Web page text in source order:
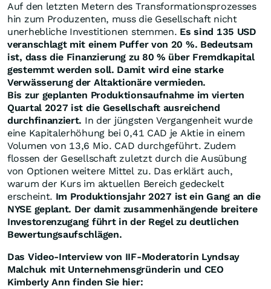
Auf den letzten Metern des Transformationsprozesses
hin zum Produzenten, muss die Gesellschaft nicht
unerhebliche Investitionen stemmen. Es sind 135 USD
veranschlagt mit einem Puffer von 20 %. Bedeutsam
ist, dass die Finanzierung zu 80 % über Fremdkapital
gestemmt werden soll. Damit wird eine starke
Verwässerung der Altaktionäre vermieden.
Bis zur geplanten Produktionsaufnahme im vierten
Quartal 2027 ist die Gesellschaft ausreichend
durchfinanziert. In der jüngsten Vergangenheit wurde
eine Kapitalerhöhung bei 0,41 CAD je Aktie in einem
Volumen von 13,6 Mio. CAD durchgeführt. Zudem
flossen der Gesellschaft zuletzt durch die Ausübung
von Optionen weitere Mittel zu. Das erklärt auch,
warum der Kurs im aktuellen Bereich gedeckelt
erscheint. Im Produktionsjahr 2027 ist ein Gang an die
NYSE geplant. Der damit zusammenhängende breitere
Investorenzugang führt in der Regel zu deutlichen
Bewertungsaufschlägen.
Das Video-Interview von IIF-Moderatorin Lyndsay
Malchuk mit Unternehmensgründerin und CEO
Kimberly Ann finden Sie hier: